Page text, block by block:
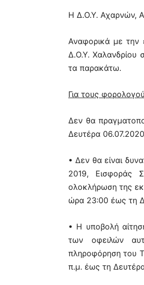
Η Δ.Ο.Υ. Αχαρνών,
Αναφορικά με την
Δ.Ο.Υ. Χαλανδρίου
τα παρακάτω.
Για τους
Δεν θα
Δευτέρα
• Δεν θα είναι
2019, Εισφοράς
ολοκλήρωση της
ώρα 23:00 έως τη
• Η υποβολή
των οφειλών
πληροφόρηση του
π.μ. έως τη